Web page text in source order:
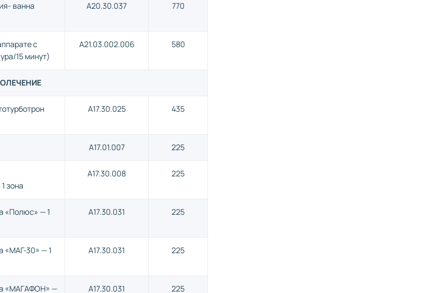
ванна
A20.30.037 770
с
15 минут)
A21.03.002.006 580
A17.30.025 435
A17.01.007 225
зона
A17.30.008 225
«Полюс» — 1
A17.30.031 225
«МАГ-30» — 1
A17.30.031 225
«МАГАФОН» —
A17.30.031 225